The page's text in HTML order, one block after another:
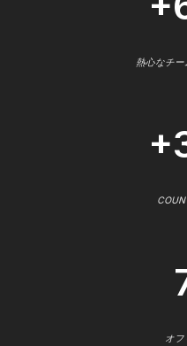
熱心なチ
オフ